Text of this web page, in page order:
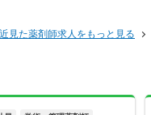
見た薬剤師求人をもっと見る